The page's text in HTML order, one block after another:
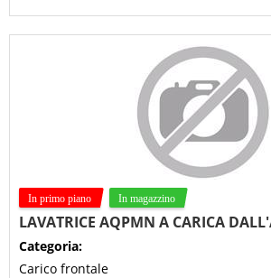
LAVATRICE AQPMN A CARICA
Categoria:
Carico frontale